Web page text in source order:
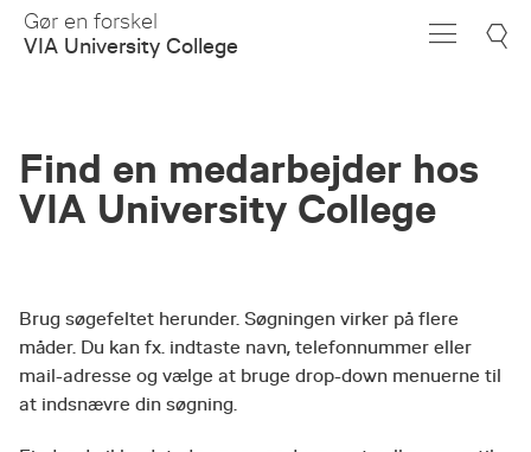
Skip
Main
Gør en forskel
VIA University College
Find en medarbejder hos
VIA University College
Brug søgefeltet herunder. Søgningen virker på flere
måder. Du kan fx. indtaste navn, telefonnummer eller
mail-adresse og vælge at bruge drop-down menuerne til
at indsnævre din søgning.